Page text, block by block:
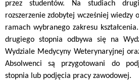
przez studentów. Na studiach
rozszerzenie zdobytej wcześniej wiedzy
ramach wybranego zakresu
drugiego stopnia odbywa się na
Wydziale Medycyny Weterynaryjnej
Absolwenci są przygotowani do
stopnia lub podjęcia pracy zawodowej.